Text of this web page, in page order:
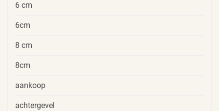
6 cm
6cm
8 cm
8cm
aankoop
achtergevel